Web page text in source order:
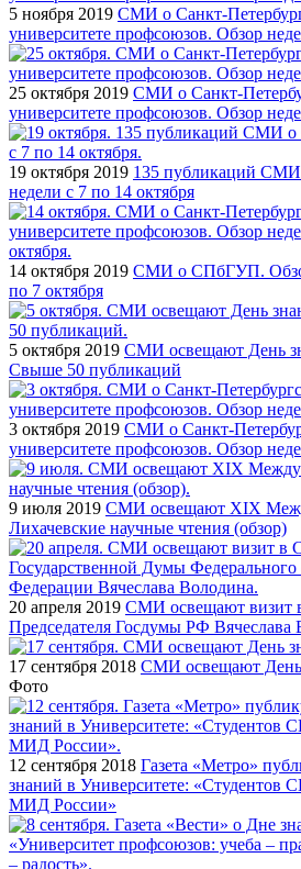
5 ноября 2019 СМИ о Санкт-
университете профсоюзов. Обзор
25 октября 2019 СМИ о Санкт-
университете профсоюзов. Обзор
19 октября 2019 135 публикаций
недели с 7 по 14 октября
14 октября 2019 СМИ о СПбГУП.
по 7 октября
5 октября 2019 СМИ освещают День
Свыше 50 публикаций
3 октября 2019 СМИ о Санкт-
университете профсоюзов. Обзор
9 июля 2019 СМИ освещают XIX
Лихачевские научные чтения (обзор)
20 апреля 2019 СМИ освещают
Председателя Госдумы РФ Вячеслава
17 сентября 2018 СМИ освещают
Фото
12 сентября 2018 Газета «Метро»
знаний в Университете: «Студентов
МИД России»